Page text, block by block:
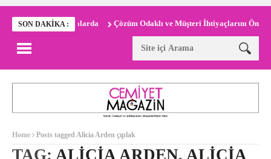
SON DAKIKA :
Odyssey Sinemalarda Çözüm Odaklı ve Müşteri İhtiyaçlarını Ön Planda
Home Posts tagged Alicia Arden çıplak
TAG: ALICIA ARDEN, ALICIA